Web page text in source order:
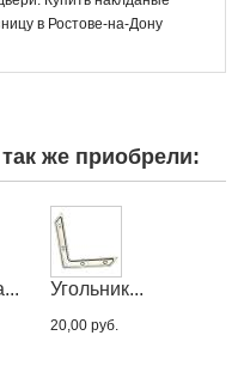
в Ростове-на-Дону
же приобрели:
Угольник...
20,00 руб.